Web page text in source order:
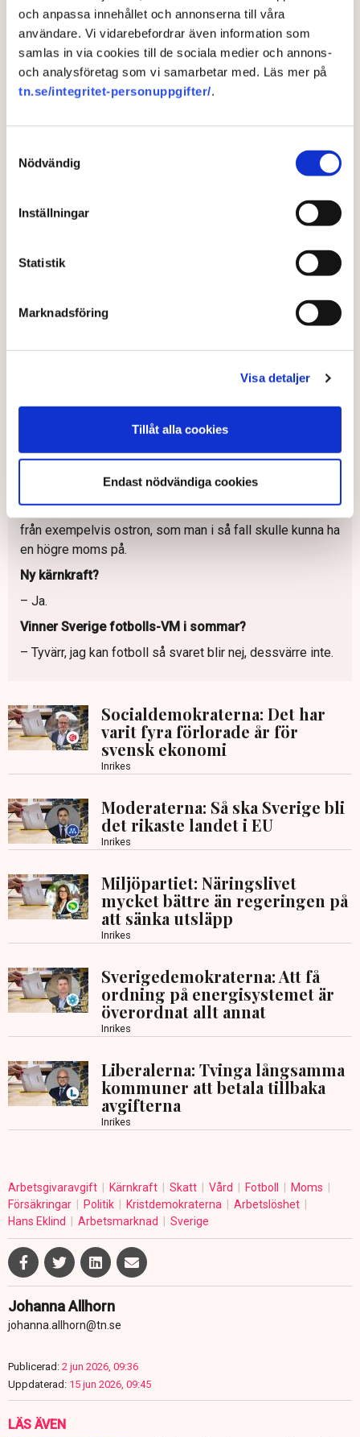
och anpassa innehållet och annonserna till våra
användare. Vi vidarebefordrar även information som
samlas in via cookies till de sociala medier och annons-
och analysföretag som vi samarbetar med. Läs mer på
tn.se/integritet-personuppgifter/.
Nödvändig
Inställningar
Statistik
Marknadsföring
Visa detaljer
Tillåt alla cookies
Endast nödvändiga cookies
vinstbegränsningar även om vi ser att i vissa fall är det
bra om vi begränsar dem.
Generell arbetstidsförkortning?
– Nej.
marginalskatterna.
– Nej.
– Nej. Jag förstår faktiskt inte varför någon vill höja den
Avreglerad hyresmarknad?
Slopat karensavdrag?
– Vi ska inte slopa karensavdraget. I alla former av
att vara avgörande för hur vi resonerar i framtiden. Vi
tittar till exempel nu på ifall man kan särskilja basvaror
från exempelvis ostron, som man i så fall skulle kunna ha
en högre moms på.
Ny kärnkraft?
– Ja.
Vinner Sverige fotbolls-VM i sommar?
– Tyvärr, jag kan fotboll så svaret blir nej, dessvärre inte.
Socialdemokraterna: Det har
varit fyra förlorade år för
svensk ekonomi
Inrikes
Moderaterna: Så ska Sverige bli
det rikaste landet i EU
Inrikes
Miljöpartiet: Näringslivet
mycket bättre än regeringen på
att sänka utsläpp
Inrikes
Sverigedemokraterna: Att få
ordning på energisystemet är
överordnat allt annat
Inrikes
Liberalerna: Tvinga långsamma
kommuner att betala tillbaka
avgifterna
Inrikes
Arbetsgivaravgift Kärnkraft Skatt Vård Fotboll
Moms
Försäkringar
Politik Kristdemokraterna
Arbetslöshet
Hans Eklind
Arbetsmarknad Sverige
Johanna Allhorn
johanna.allhorn@tn.se
Publicerad: 2 jun 2026, 09:36
Uppdaterad: 15 jun 2026, 09:45
LÄS ÄVEN